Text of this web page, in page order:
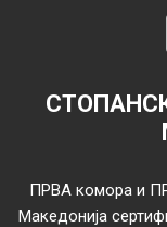
ПРВА комора и
Македонија